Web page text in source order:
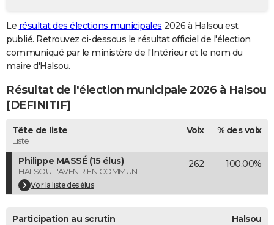
GUIDES D'ACHAT
BONS PLANS
CARTE DE VOEUX
Carte de Noël
Carte Bonne année
Carte Saint-Valentin
Carte Pâques
Carte d'anniversaire
DICTIONNAIRE
Dictionnaire
Biographies
Citations
Expressions
Proverbes
PROGRAMME TV
COPAINS D'AVANT
S'inscrire
Se connecter
Lycées
Collèges
Primaires
Universités
Entreprises
Service militaire
Avis de recherche
AVIS DE DÉCÈS
FORUM
Le résultat des élections municipales 2026 à Halsou est
publié. Retrouvez ci-dessous le résultat officiel de l'élection
communiqué par le ministère de l'Intérieur et le nom du
maire d'Halsou.
Résultat de l'élection municipale 2026 à Halsou
[DEFINITIF]
Tête de liste
Liste
Voix % des voix
Philippe MASSÉ (15 élus)
HALSOU L'AVENIR EN COMMUN
Voir la liste des élus
262 100,00%
Participation au scrutin Halsou